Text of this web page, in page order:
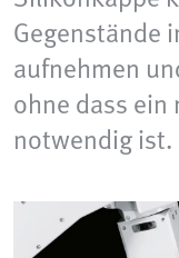
Gegenstände
aufnehmen
ohne dass ein
notwendig ist.